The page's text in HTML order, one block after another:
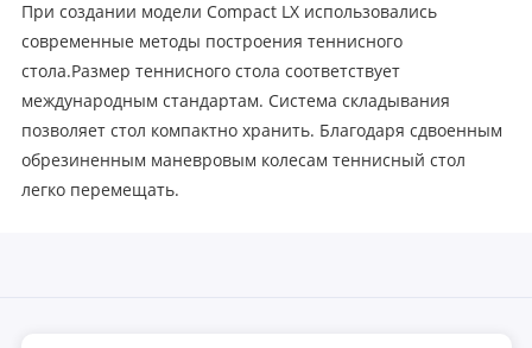
При создании модели Compact LX использовались
современные методы построения теннисного
стола.Размер теннисного стола соответствует
международным стандартам. Система складывания
позволяет стол компактно хранить. Благодаря сдвоенным
обрезиненным маневровым колесам теннисный стол
легко перемещать.